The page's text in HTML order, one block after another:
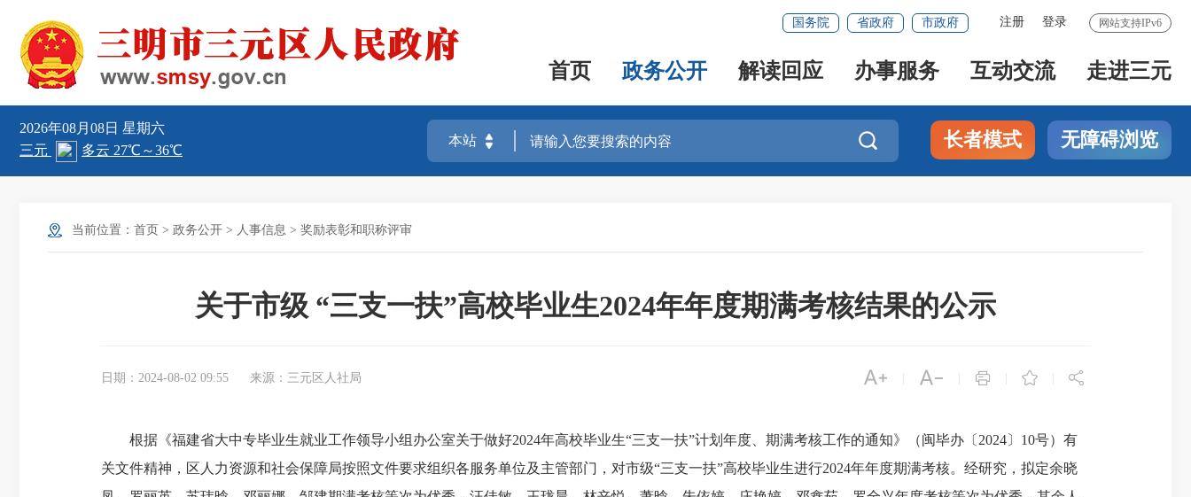
网站支持IPv6
注册 登录
国务院 省政府 市政府
首页 政务公开 解读回应 办事服务 互动交流 走进三元
2026年08月08日 星期六
 长者模式 无障碍浏览
当前位置： 首页 > 政务公开 > 人事信息 > 奖励表彰和职称评审
关于市级 “三支一扶”高校毕业生2024年年度期满考核结果的公示
日期：2024-08-02 09:55 来源：三元区人社局     
根据《福建省大中专毕业生就业工作领导小组办公室关于做好2024年高校毕业生“三支一扶”计划年度、期满考核工作的通知》（闽毕办〔2024〕10号）有
关文件精神，区人力资源和社会保障局按照文件要求组织各服务单位及主管部门，对市级“三支一扶”高校毕业生进行2024年年度期满考核。经研究，拟定余晓